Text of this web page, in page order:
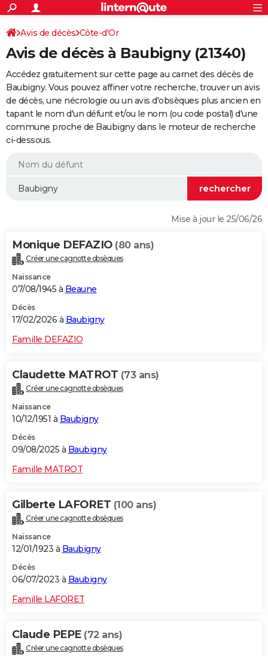
ACTUALITÉS
Politique
Société
Faits Divers
Education
Monde
Villes
+
SPORT
Coupe du monde 2026
Football
Tennis
Cyclisme
Rugby
Forum
Programme TV
TNT
Streaming
Cinéma
Sorties cinéma
Musique
+
FINANCE
Retraite
Epargne
Immobilier
Risques naturels par ville
Assurance
AUTO
Essais
Réserver un essai
Citadines
Berlines
SUV
Forum auto
+HIGH-TECH
BRICOLAGE
WEEK-END
Alimentation
Guide de la santé
Maladies
Médicaments
Sommeil
VOYAGE
Destinations
City break
Voyage nature
Voyage de noces
Forum
Climat
+PHOTO
GUIDES D'ACHAT
Carte de Noël
Carte Bonne année
Carte Saint-Valentin
Carte Pâques
Carte d'anniversaire
DICTIONNAIRE
Dictionnaire
Biographies
Citations
Expressions
Proverbes
PROGRAMME TV
S'inscrire
Se connecter
Lycées
Collèges
Primaires
Universités
Entreprises
Service militaire
Avis de recherche
AVIS DE DÉCÈS
FORUM
Bricolage
Lifestyle
Culture
Sport
Auto
Television
Voyage
Cinema
Connexion
Avis de décès Côte-d'Or
Avis de décès à Baubigny (21340)
Accédez gratuitement sur cette page au carnet des décès de
Baubigny. Vous pouvez affiner votre recherche, trouver un avis
de décès, une nécrologie ou un avis d'obsèques plus ancien en
tapant le nom d'un défunt et/ou le nom (ou code postal) d'une
commune proche de Baubigny dans le moteur de recherche
ci-dessous.
Mise à jour le 25/06/26
Monique DEFAZIO (80 ans)
Créer une cagnotte obsèques
Naissance
07/08/1945 à Beaune
Décès
17/02/2026 à Baubigny
Famille DEFAZIO
Claudette MATROT (73 ans)
Créer une cagnotte obsèques
Naissance
10/12/1951 à Baubigny
Décès
09/08/2025 à Baubigny
Famille MATROT
Gilberte LAFORET (100 ans)
Créer une cagnotte obsèques
Naissance
12/01/1923 à Baubigny
Décès
06/07/2023 à Baubigny
Famille LAFORET
Claude PEPE (72 ans)
Créer une cagnotte obsèques